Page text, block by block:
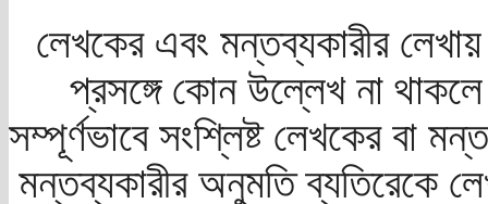
লেখকের এবং মন্তব্যকারীর
প্রসঙ্গে কোন উল্লেখ না
সম্পূর্ণভাবে সংশ্লিষ্ট লেখকের বা
মন্তব্যকারীর অনুমতি ব্যতিরেকে